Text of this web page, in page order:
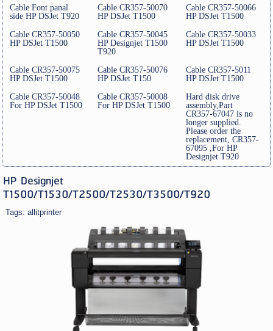
Cable Font panal
side HP DSJet T920
Cable CR357-50070
HP DSJet T1500
Cable CR357-50066
HP DSJet T1500
Cable CR357-50050
HP DSJet T1500
Cable CR357-50045
HP Designjet T1500
T920
Cable CR357-50033
HP DSJet T1500
Cable CR357-50075
HP DSJet T1500
Cable CR357-50076
HP DSJet T150
Cable CR357-5011
HP DSJet T1500
Cable CR357-50048
For HP DSJet T1500
Cable CR357-50008
For HP DSJet T1500
Hard disk drive
assembly,Part
CR357-67047 is no
longer supplied.
Please order the
replacement, CR357-
67095 ,For HP
Designjet T920
HP Designjet
T1500/T1530/T2500/T2530/T3500/T920
Tags: allitprinter